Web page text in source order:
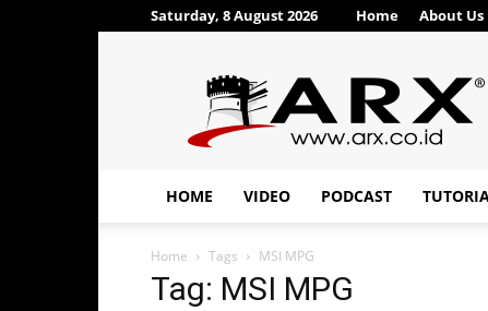
Saturday, 8 August 2026 Home About Us
ARX®
HOME VIDEO PODCAST
Home Tags MSI MPG
Tag: MSI MPG